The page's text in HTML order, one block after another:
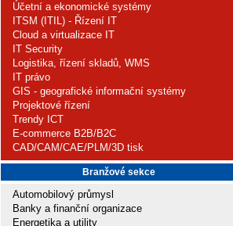
Účetní a ekonomické systémy
ITSM (ITIL) - Řízení IT
Cloud a virtualizace IT
IT Security
Logistika, řízení skladů, WMS
IT právo
GIS - geografické informační systémy
Projektové řízení
Trendy ICT
E-commerce B2B/B2C
CAD/CAM/CAE/PLM/3D tisk
Branžové sekce
Automobilový průmysl
Banky a finanční organizace
Energetika a utility